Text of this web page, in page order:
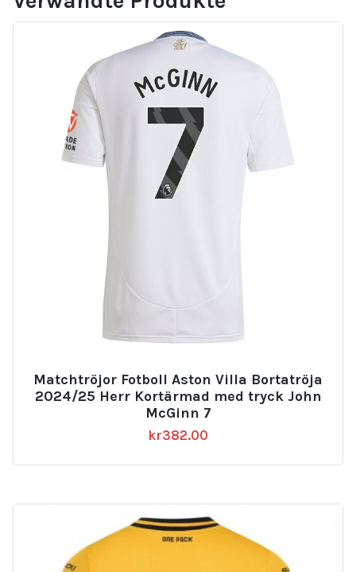
Matchtröjor Fotboll Aston Villa Bortatröja
2024/25 Herr Kortärmad med tryck John
McGinn 7
kr382.00